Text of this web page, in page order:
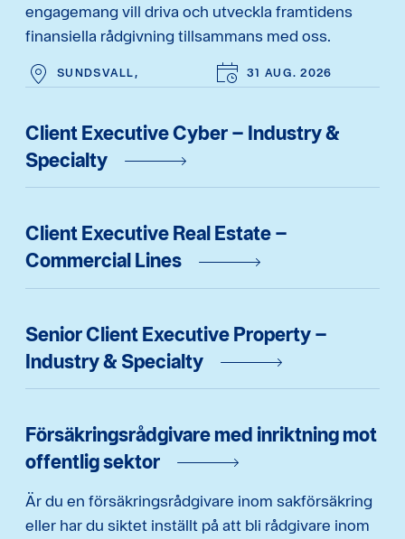
engagemang vill driva och utveckla framtidens
finansiella rådgivning tillsammans med oss.
SUNDSVALL, 31 AUG. 2026
Client Executive Cyber – Industry &
Specialty
Client Executive Real Estate –
Commercial Lines
Senior Client Executive Property –
Industry & Specialty
Försäkringsrådgivare med inriktning mot
offentlig sektor
Är du en försäkringsrådgivare inom sakförsäkring
eller har du siktet inställt på att bli rådgivare inom